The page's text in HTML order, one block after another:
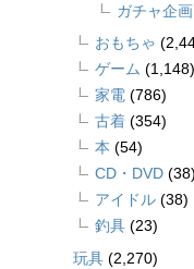
ガチャ企画
おもちゃ
ゲーム (1,148)
家電 (786)
古着 (354)
本 (54)
CD・DVD (38)
アイドル (38)
釣具 (23)
玩具 (2,270)